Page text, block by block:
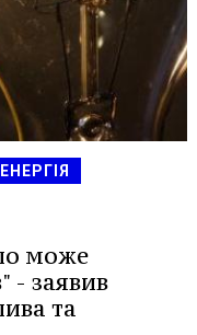
може
- заявив
та